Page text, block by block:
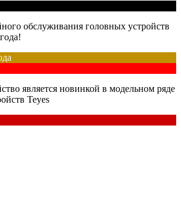
обслуживания головных устройств
является новинкой в модельном ряде
Teyes